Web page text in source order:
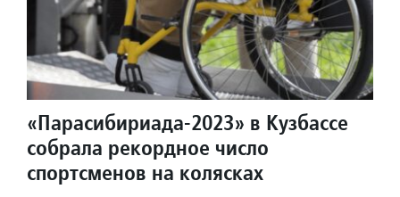
«Парасибириада-2023» в Кузбассе
собрала рекордное число
спортсменов на колясках